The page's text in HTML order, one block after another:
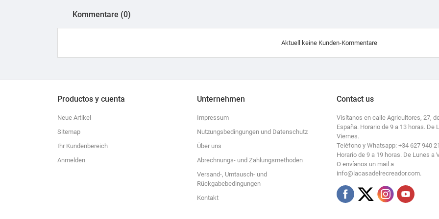
Kommentare (0)
Aktuell keine Kunden-Kommentare
Productos y cuenta
Neue Artikel
Sitemap
Ihr Kundenbereich
Anmelden
Unternehmen
Impressum
Nutzungsbedingungen und Datenschutz
Über uns
Abrechnungs- und Zahlungsmethoden
Versand-, Umtausch- und
Rückgabebedingungen
Kontakt
Contact us
Visítanos en calle Agricultores, 27,
España. Horario de 9 a 13 horas. De
Viernes.
Teléfono y Whatsapp: +34 627 940
Horario de 9 a 19 horas. De Lunes a
O envíanos un mail a
info@lacasadelrecreador.com.